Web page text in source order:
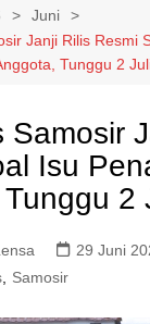
Juni
Janji Rilis Resmi
Tunggu 2
Samosir
Isu
2
29 Juni
, Samosir